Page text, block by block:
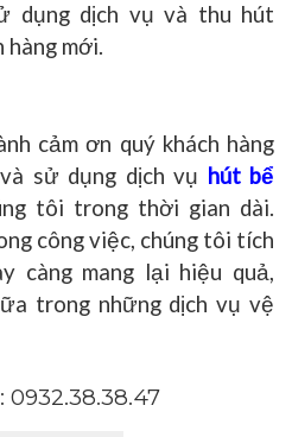
dụng dịch vụ và thu hút
hàng mới.
cảm ơn quý khách hàng
sử dụng dịch vụ hút bể
tôi trong thời gian dài.
công việc, chúng tôi tích
càng mang lại hiệu quả,
trong những dịch vụ vệ
0932.38.38.47